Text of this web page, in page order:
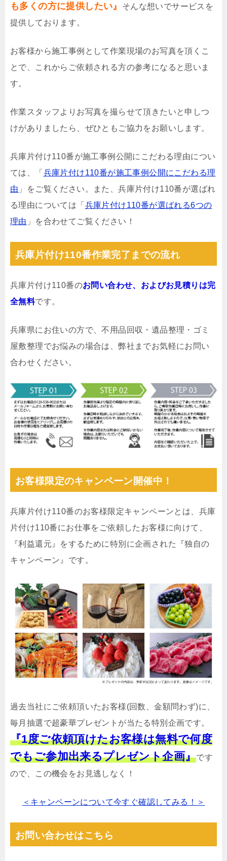
も多くの方に提供したい』
そんな想いでサービスを
提供しております。
お客様から施工事例として作業現場のお写真を頂くこ
とで、これからご依頼される方の参考になると思いま
す。
作業スタッフよりお写真を撮らせて頂きたいと申しつ
けがありましたら、ぜひともご協力をお願いします。
兵庫片付け110番が施工事例公開にこだわる理由につい
ては、「 兵庫片付け110番が施工事例公開にこだわる理
由 」をご覧ください。また、兵庫片付け110番が選ばれ
る理由については「 兵庫片付け110番が選ばれる6つの
理由 」を合わせてご覧ください！
兵庫片付け110番作業完了までの流れ
兵庫片付け110番のお問い合わせ、およびお見積りは完
全無料です。
兵庫県にお住いの方で、不用品回収・遺品整理・ゴミ
屋敷整理でお悩みの場合は、弊社までお気軽にお問い
合わせください。
お客様限定のキャンペーン開催中！
兵庫片付け110番のお客様限定キャンペーンとは、兵庫
片付け110番にお仕事をご依頼したお客様に向けて、
『利益還元』をするために特別に企画された『独自の
キャンペーン』です。
過去当社にご依頼頂いたお客様(回数、金額問わず)に、
毎月抽選で超豪華プレゼントが当たる特別企画です。
『1度ご依頼頂けたお客様は無料で何度
でもご参加出来るプレゼント企画』です
ので、この機会をお見逃しなく！
＜キャンペーンについて今すぐ確認してみる！＞
お問い合わせはこちら